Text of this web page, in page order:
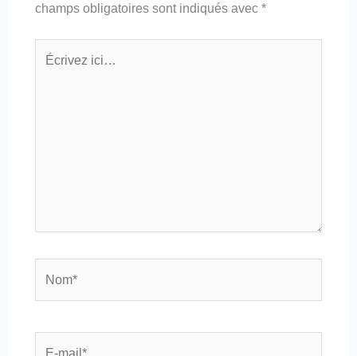
champs obligatoires sont indiqués avec *